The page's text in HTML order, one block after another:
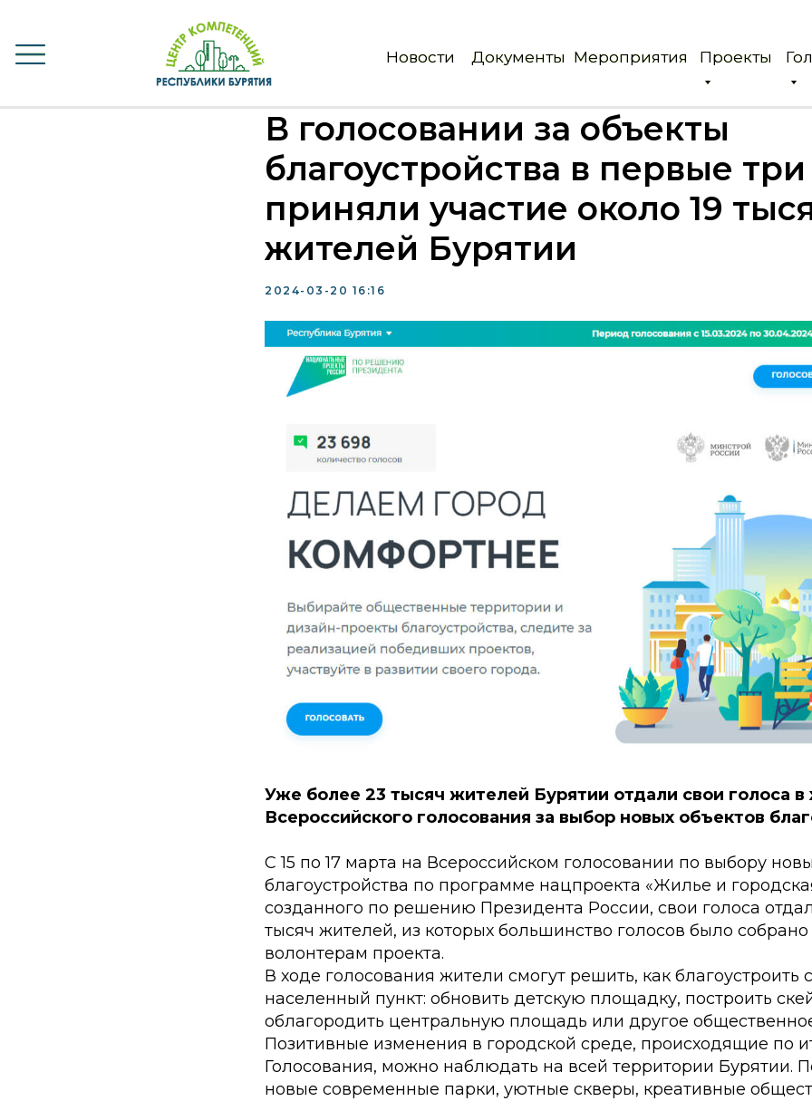
Новости
Новости Документы
Документы Мероприятия
Мероприятия Проекты
Проекты
В голосовании за объекты
благоустройства в первые
приняли участие около 19
жителей Бурятии
2024-03-20 16:16
Уже более 23 тысяч жителей Бурятии отдали свои голоса в
Всероссийского голосования за выбор новых объектов
С 15 по 17 марта на Всероссийском голосовании по выбору
благоустройства по программе нацпроекта «Жилье и
созданного по решению Президента России, свои голоса
тысяч жителей, из которых большинство голосов было
волонтерам проекта.
В ходе голосования жители смогут решить, как благоустроить
населенный пункт: обновить детскую площадку, построить
облагородить центральную площадь или другое
Позитивные изменения в городской среде, происходящие по
Голосования, можно наблюдать на всей территории Бурятии.
новые современные парки, уютные скверы, креативные